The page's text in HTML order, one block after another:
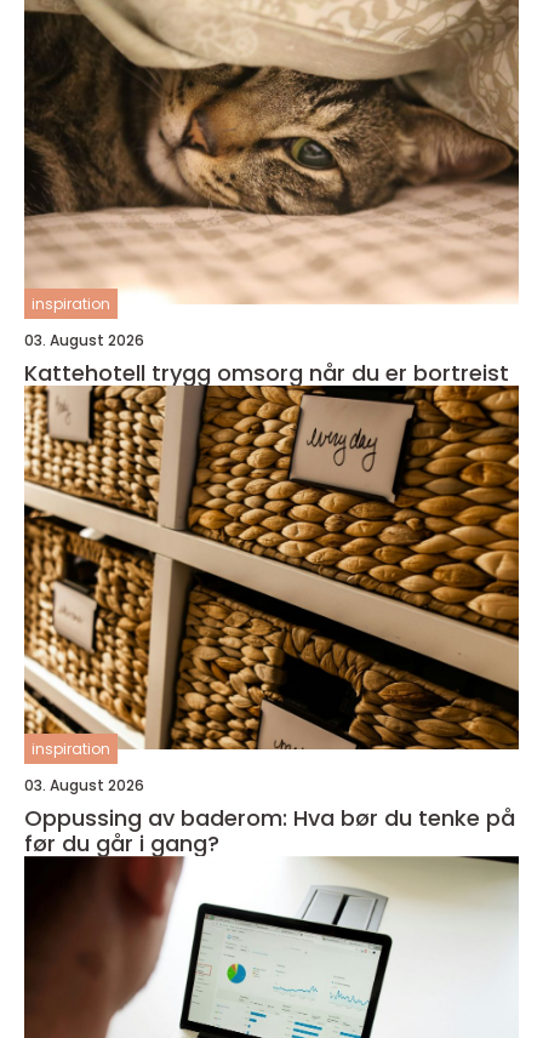
inspiration
03. August 2026
Kattehotell trygg omsorg når du er bortreist
inspiration
03. August 2026
Oppussing av baderom: Hva bør du tenke på
før du går i gang?